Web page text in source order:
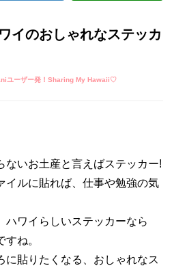
イのおしゃれなステッカ
ユーザー発！Sharing My Hawaii♡
ないお土産と言えばステッカー!
イルに貼れば、仕事や勉強の気
ハワイらしいステッカーなら
ね。
に貼りたくなる、おしゃれなス